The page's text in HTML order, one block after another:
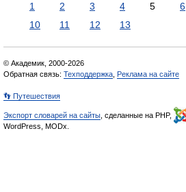
1 2 3 4 5 6
10
11 12 13
© Академик, 2000-2026
Обратная связь: Техподдержка Реклама на сайте
👣 Путешествия
Экспорт словарей на сайты , сделанные на PHP,
WordPress, MODx.